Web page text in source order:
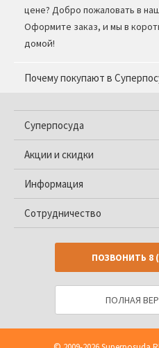
цене? Добро пожаловать в
Оформите заказ, и мы в
домой!
Почему покупают в
Суперпосуда
Акции и скидки
Информация
Сотрудничество
ПОЗВОНИТЬ 8
ПОЛНАЯ